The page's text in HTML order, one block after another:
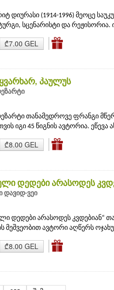
დიურასი (1914-1996) მეოცე
სცენარისტი და რეჟისორია.
₾7.00 GEL
პაულუს
თანამედროვე ფრანგი
იგი 45 წიგნის ავტორია. ეწევა
₾8.00 GEL
დედები არასოდეს
დავიდ-ვეი
დედები არასოდეს კვდებიან“
მეშვეობით ავტორი აღწერს
₾8.00 GEL